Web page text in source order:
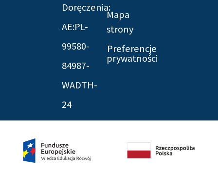
Doręczenia:
AE:PL-
99580-
84987-
WADTH-
24
Mapa
strony
Preferencje
prywatności